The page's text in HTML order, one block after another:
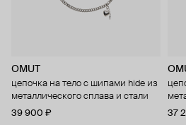
OMUT
цепочка на тело с шипами hide из
металлического сплава и стали
39 900 ₽
37